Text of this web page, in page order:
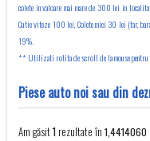
colete in valoare mai mare de 300 lei in
Cutie viteze 100 lei, Colete mici 30 lei (far,
19%.
** Utilizati rotita de scroll de la mouse pentru a
Piese auto noi sau din
Am găsit1 rezultate în 1,4414060